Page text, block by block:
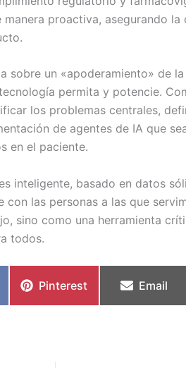
proactiva, asegurando
sobre un «apoderamiento» de
permita y potencie.
los problemas centrales,
de agentes de IA que
en el paciente.
inteligente, basado en datos
las personas a las que
sino como una herramienta
todos.
Compartir
Pinterest
Compartir
Email